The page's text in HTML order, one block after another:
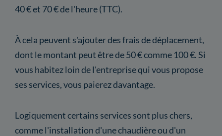
40 € et 70 € de l'heure (TTC).
À cela peuvent s'ajouter des frais de déplacement,
dont le montant peut être de 50 € comme 100 €. Si
vous habitez loin de l'entreprise qui vous propose
ses services, vous paierez davantage.
Logiquement certains services sont plus chers,
comme l'installation d'une chaudière ou d'un